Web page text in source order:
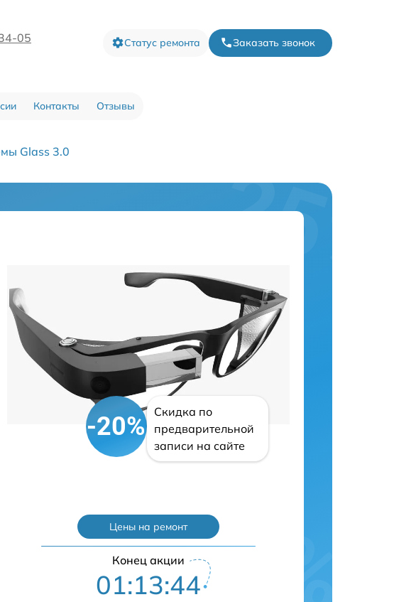
05 Статус ремонта Заказать звонок
Контакты Отзывы
Glass 3.0
-20%
Скидка по
предварительной
записи на сайте
Цены на ремонт
Конец акции
01:13:43